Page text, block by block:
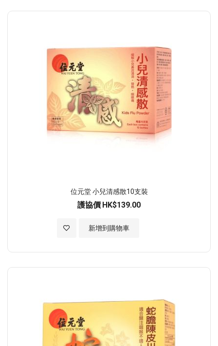
位元堂 小兒清感散10支裝
護協價 HK$139.00
新增到購物車
加入至願望清單